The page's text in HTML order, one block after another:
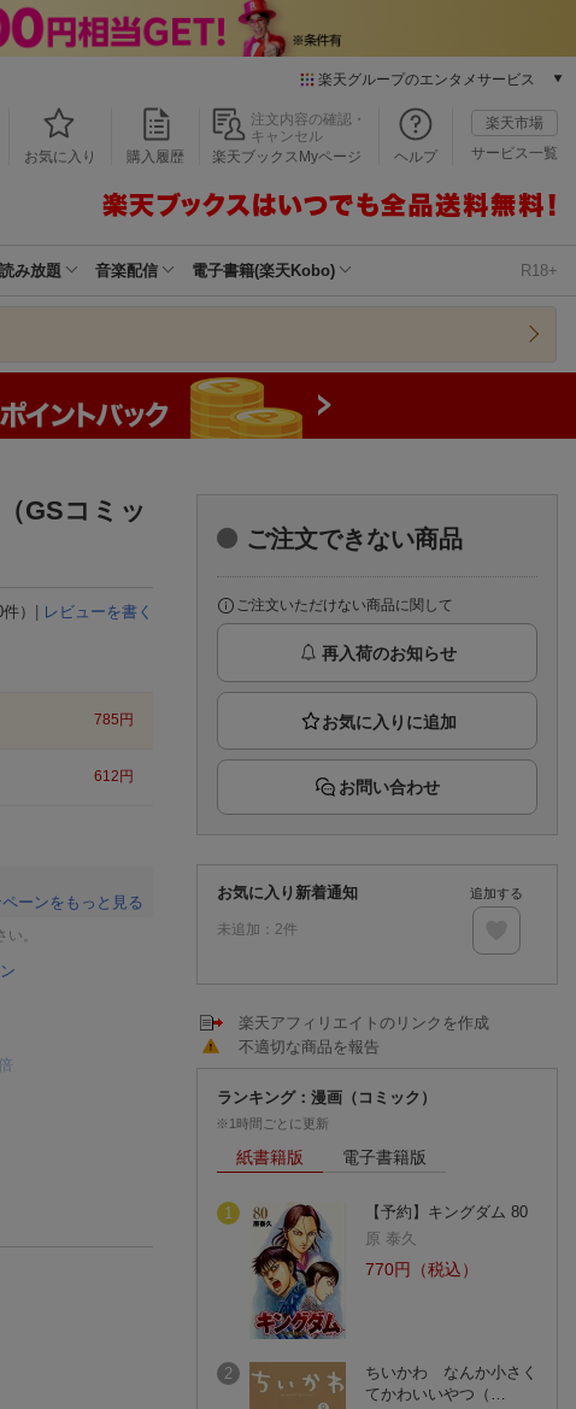
楽天グループのエンタメサービス
本/ゲーム/CD/DVD
楽天ブックス
楽天Kobo
楽天チケット
エンタメニュース
推し楽
お気に入り 購入履歴
注文内容の確認・
キャンセル
楽天ブックスMyページ
ヘルプ
楽天市場
サービス一覧
み放題 音楽配信 電子書籍(楽天Kobo) R18+
GSコミッ
件） | レビューを書く
785 円
612 円
ーンをもっと見る
。
ご注文できない商品
ご注文いただけない商品に関して
再入荷のお知らせ
お問い合わせ
お気に入り新着通知
未追加： 2件
追加する
楽天アフィリエイトのリンクを作成
不適切な商品を報告
ランキング：漫画（コミック）
※1時間ごとに更新
紙書籍版 電子書籍版
1
【予約】キングダム 80
原 泰久
770円（税込）
2
ちいかわ なんか小さく
てかわいいやつ（…